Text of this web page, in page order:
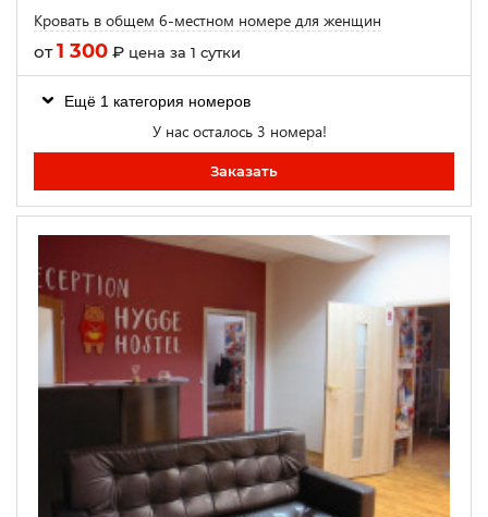
Кровать в общем 6-местном номере для женщин
от1 300 ₽ цена за 1 сутки
Ещё 1 категория номеров
У нас осталось 3 номера!
Заказать